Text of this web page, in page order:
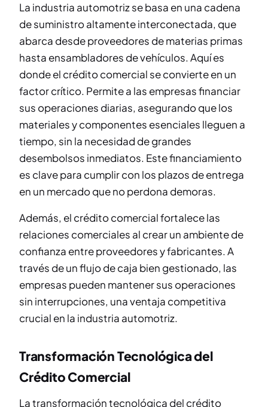
La industria automotriz se basa en una cadena
de suministro altamente interconectada, que
abarca desde proveedores de materias primas
hasta ensambladores de vehículos. Aquí es
donde el crédito comercial se convierte en un
factor crítico. Permite a las empresas financiar
sus operaciones diarias, asegurando que los
materiales y componentes esenciales lleguen a
tiempo, sin la necesidad de grandes
desembolsos inmediatos. Este financiamiento
es clave para cumplir con los plazos de entrega
en un mercado que no perdona demoras.
Además, el crédito comercial fortalece las
relaciones comerciales al crear un ambiente de
confianza entre proveedores y fabricantes. A
través de un flujo de caja bien gestionado, las
empresas pueden mantener sus operaciones
sin interrupciones, una ventaja competitiva
crucial en la industria automotriz.
Transformación Tecnológica del
Crédito Comercial
La transformación tecnológica del crédito